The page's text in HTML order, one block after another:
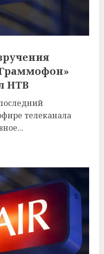
НТВ
телеканала